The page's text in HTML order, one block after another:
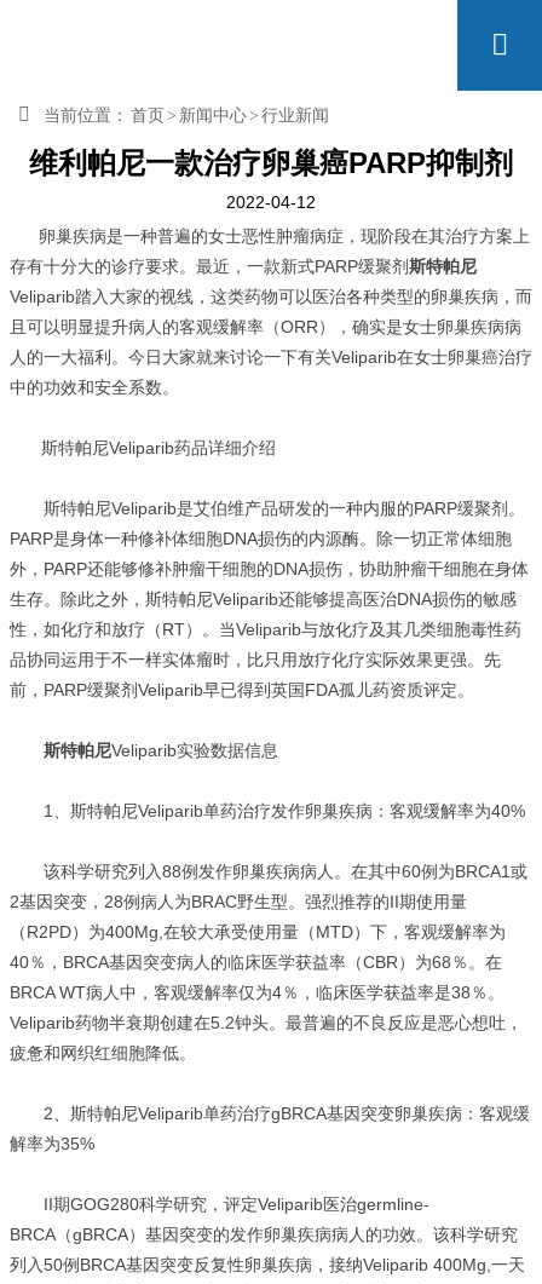

 当前位置： 首页> 新闻中心> 行业新闻
维利帕尼一款治疗卵巢癌PARP抑制剂
2022-04-12
卵巢疾病是一种普遍的女士恶性肿瘤病症，现阶段在其治疗方案上
存有十分大的诊疗要求。最近，一款新式PARP缓聚剂斯特帕尼
Veliparib踏入大家的视线，这类药物可以医治各种类型的卵巢疾病，而
且可以明显提升病人的客观缓解率（ORR），确实是女士卵巢疾病病
人的一大福利。今日大家就来讨论一下有关Veliparib在女士卵巢癌治疗
中的功效和安全系数。
斯特帕尼Veliparib药品详细介绍
斯特帕尼Veliparib是艾伯维产品研发的一种内服的PARP缓聚剂。
PARP是身体一种修补体细胞DNA损伤的内源酶。除一切正常体细胞
外，PARP还能够修补肿瘤干细胞的DNA损伤，协助肿瘤干细胞在身体
生存。除此之外，斯特帕尼Veliparib还能够提高医治DNA损伤的敏感
性，如化疗和放疗（RT）。当Veliparib与放化疗及其几类细胞毒性药
品协同运用于不一样实体瘤时，比只用放疗化疗实际效果更强。先
前，PARP缓聚剂Veliparib早已得到英国FDA孤儿药资质评定。
斯特帕尼Veliparib实验数据信息
1、斯特帕尼Veliparib单药治疗发作卵巢疾病：客观缓解率为40%
该科学研究列入88例发作卵巢疾病病人。在其中60例为BRCA1或
2基因突变，28例病人为BRAC野生型。强烈推荐的II期使用量
（R2PD）为400Mg,在较大承受使用量（MTD）下，客观缓解率为
40％，BRCA基因突变病人的临床医学获益率（CBR）为68％。在
BRCA WT病人中，客观缓解率仅为4％，临床医学获益率是38％。
Veliparib药物半衰期创建在5.2钟头。最普遍的不良反应是恶心想吐，
疲惫和网织红细胞降低。
2、斯特帕尼Veliparib单药治疗gBRCA基因突变卵巢疾病：客观缓
解率为35%
II期GOG280科学研究，评定Veliparib医治germline-
BRCA（gBRCA）基因突变的发作卵巢疾病病人的功效。该科学研究
列入50例BRCA基因突变反复性卵巢疾病，接纳Veliparib 400Mg,一天